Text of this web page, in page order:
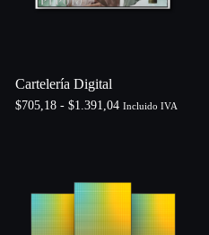
Cartelería Digital
$705,18 - $1.391,04 Incluido IVA